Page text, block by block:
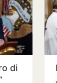
di